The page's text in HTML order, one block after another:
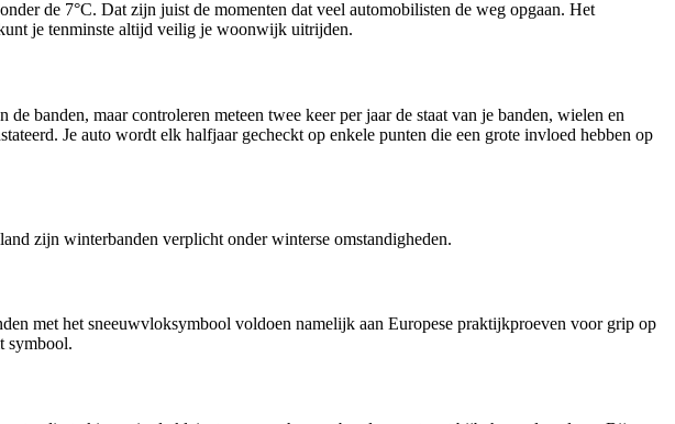
de 7°C. Dat zijn juist de momenten dat veel automobilisten de weg opgaan. Het
je tenminste altijd veilig je woonwijk uitrijden.
banden, maar controleren meteen twee keer per jaar de staat van je banden, wielen en
Je auto wordt elk halfjaar gecheckt op enkele punten die een grote invloed hebben op
zijn winterbanden verplicht onder winterse omstandigheden.
met het sneeuwvloksymbool voldoen namelijk aan Europese praktijkproeven voor grip op
symbool.